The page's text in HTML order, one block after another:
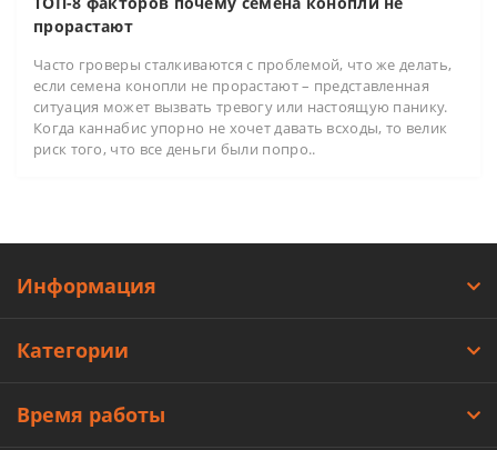
прорастают
Часто гроверы сталкиваются с проблемой, что же делать,
если семена конопли не прорастают – представленная
ситуация может вызвать тревогу или настоящую панику.
Когда каннабис упорно не хочет давать всходы, то велик
риск того, что все деньги были попро..
Информация
Категории
Время работы